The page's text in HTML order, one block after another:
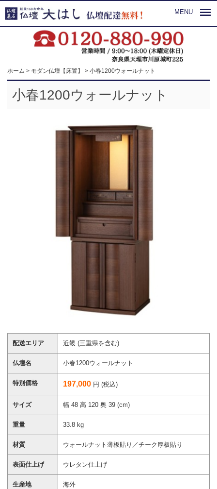
MENU
ホーム > モダン仏壇【床置】 > 小春1200ウォールナット
小春1200ウォールナット
配送エリア 近畿 (三重県を含む)
仏壇名 小春1200ウォールナット
特別価格 197,000 円 (税込)
サイズ 幅 48 高 120 奥 39 (cm)
重量 33.8 kg
材質 ウォールナット薄板貼り／チーク厚板貼り
表面仕上げ ウレタン仕上げ
生産地 海外